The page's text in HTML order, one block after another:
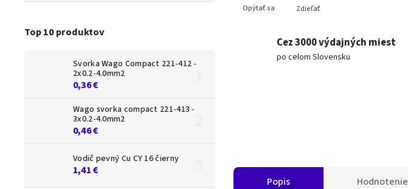
Top 10 produktov
Svorka Wago Compact 221-412 -
2x0.2-4.0mm2
0,36 €
Wago svorka compact 221-413 -
3x0.2-4.0mm2
0,46 €
Vodič pevný Cu CY 16 čierny
1,41 €
Opýtať sa Zdieľať
Cez 3000 výdajných miest
po celom Slovensku
Popis Hodnotenie